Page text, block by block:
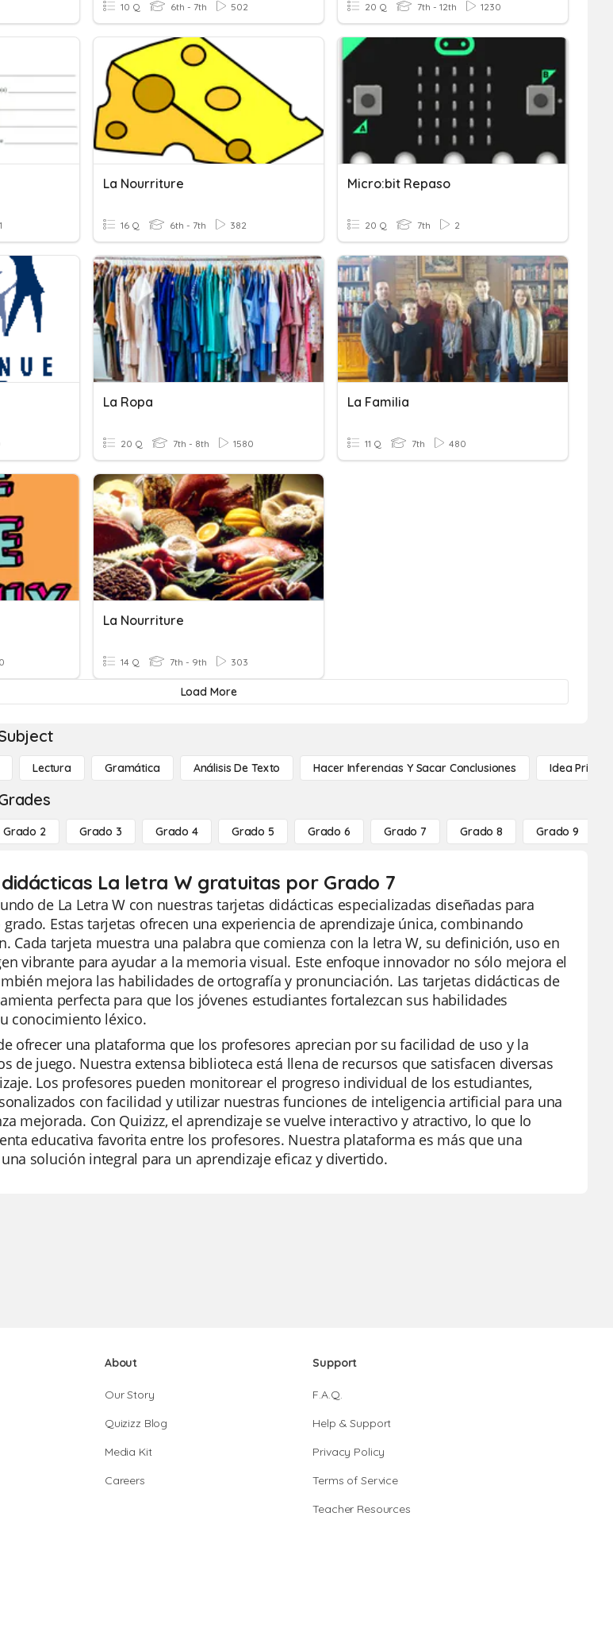
10 Q 6th - 7th 502 20 Q 7th - 12th 1230
La Nourriture
16 Q 6th - 7th 382
Micro:bit Repaso
20 Q 7th 2
La Ropa
20 Q 7th - 8th 1580
La Familia
11 Q 7th 480
La Nourriture
14 Q 7th - 9th 303
Load More
Lectura Gramática Análisis De Texto Hacer Inferencias Y Sacar Conclusiones Idea
Grado 2 Grado 3 Grado 4 Grado 5 Grado 6 Grado 7 Grado 8 Grado 9
La letra W gratuitas por Grado 7
de La Letra W con nuestras tarjetas didácticas especializadas diseñadas para
Estas tarjetas ofrecen una experiencia de aprendizaje única, combinando
Cada tarjeta muestra una palabra que comienza con la letra W, su definición, uso en
vibrante para ayudar a la memoria visual. Este enfoque innovador no sólo mejora el
mejora las habilidades de ortografía y pronunciación. Las tarjetas didácticas de
perfecta para que los jóvenes estudiantes fortalezcan sus habilidades
conocimiento léxico.
ofrecer una plataforma que los profesores aprecian por su facilidad de uso y la
de juego. Nuestra extensa biblioteca está llena de recursos que satisfacen diversas
Los profesores pueden monitorear el progreso individual de los estudiantes,
con facilidad y utilizar nuestras funciones de inteligencia artificial para una
mejorada. Con Quizizz, el aprendizaje se vuelve interactivo y atractivo, lo que lo
educativa favorita entre los profesores. Nuestra plataforma es más que una
solución integral para un aprendizaje eficaz y divertido.
About
Our Story
Quizizz Blog
Media Kit
Careers
Support
F.A.Q.
Help & Support
Privacy Policy
Terms of Service
Teacher Resources